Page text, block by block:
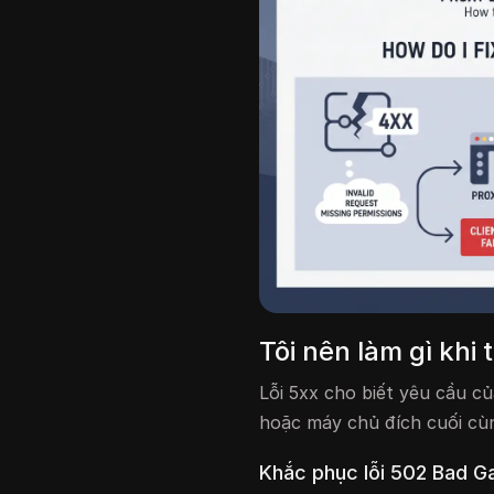
Tôi nên làm gì khi
Lỗi 5xx cho biết yêu cầu
hoặc máy chủ đích cuối
Khắc phục lỗi 502 Bad